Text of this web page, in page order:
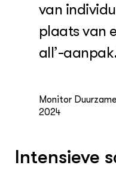
van
plaats van
all’-
Monitor
2024
Intensieve